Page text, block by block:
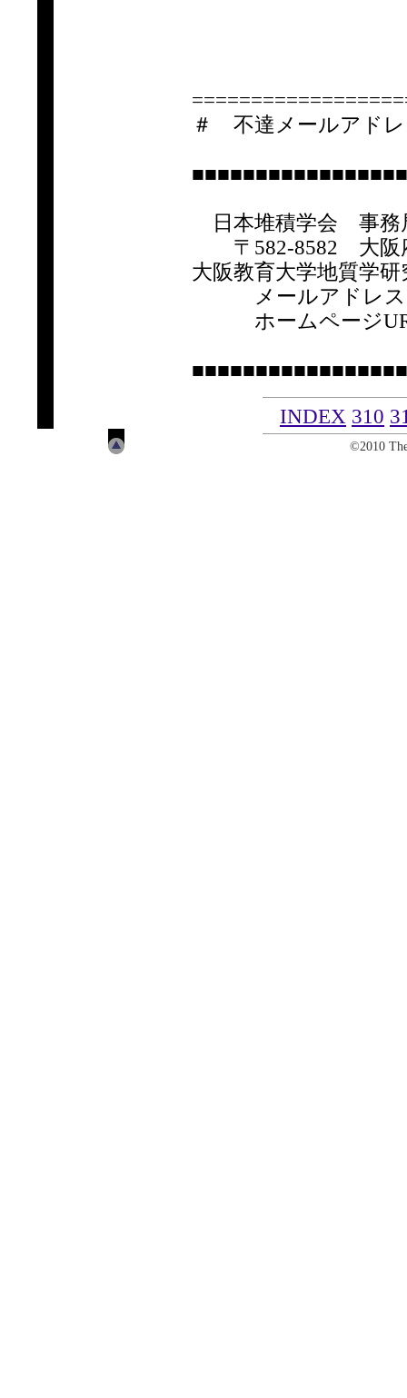
＃ 不達メールアド
日本堆積学会 事務
〒582-8582 大阪
大阪教育大学地質学研
メールアドレ
ホームページ
INDEX 310
©2010